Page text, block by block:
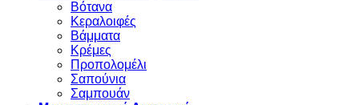
Βότανα
Κεραλοιφές
Βάμματα
Κρέμες
Προπολομέλι
Σαπούνια
Σαμπουάν